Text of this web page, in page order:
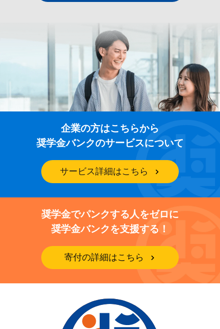
企業の方はこちらから
奨学金バンクのサービスについて
サービス詳細はこちら
奨学金でパンクする人をゼロに
奨学金バンクを支援する！
寄付の詳細はこちら